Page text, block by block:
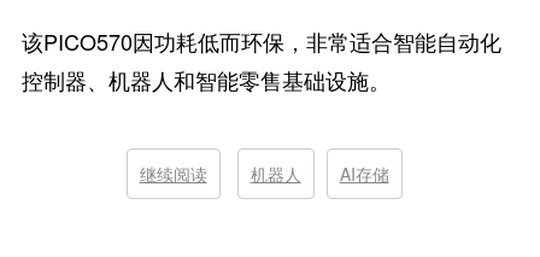
该PICO570因功耗低而环保，非常适合智能自动化
控制器、机器人和智能零售基础设施。
继续阅读 机器人 AI存储